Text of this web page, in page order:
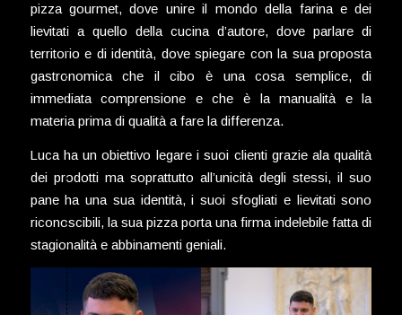
pizza gourmet, dove unire il mondo della farina e dei
lievitati a quello della cucina d’autore, dove parlare di
territorio e di identità, dove spiegare con la sua proposta
gastronomica che il cibo è una cosa semplice, di
immediata comprensione e che è la manualità e la
materia prima di qualità a fare la differenza.
Luca ha un obiettivo legare i suoi clienti grazie ala qualità
dei prodotti ma soprattutto all’unicità degli stessi, il suo
pane ha una sua identità, i suoi sfogliati e lievitati sono
riconoscibili, la sua pizza porta una firma indelebile fatta di
stagionalità e abbinamenti geniali.